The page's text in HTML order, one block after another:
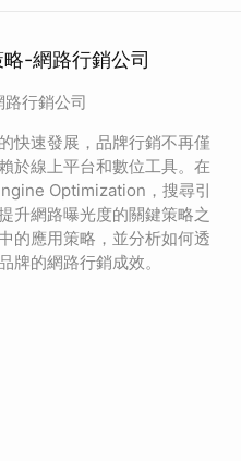
-網路行銷公司
行銷公司
快速發展，品牌行銷不再僅
於線上平台和數位工具。在
Optimization，搜尋引
升網路曝光度的關鍵策略之
的應用策略，並分析如何透
牌的網路行銷成效。